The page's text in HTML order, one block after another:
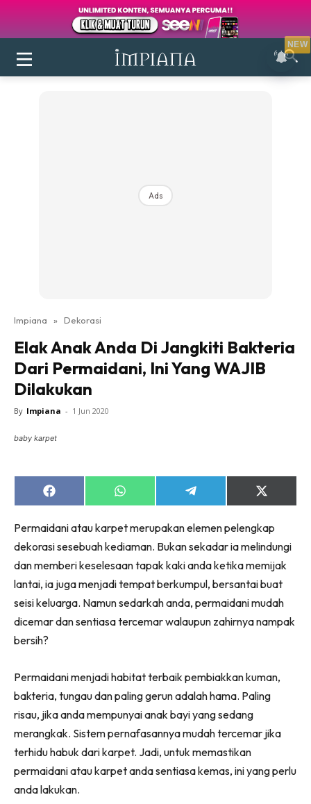
Login|Register
Ruang Makan
Ruang Tamu
Direktori
Interior Design
Dapur
Ruang Makan
Make Over
Bilik Air
Bilik Tidur
Dapur
Ruang Makan
Casa Impiana
Impiana Makeover
Ads
Impiana » Dekorasi
Elak Anak Anda Di Jangkiti Bakteria
Dari Permaidani, Ini Yang WAJIB
Dilakukan
By Impiana - 1 Jun 2020
baby karpet
Share
on
Share
on
Share
on
Share
on
(Twitter)
Permaidani atau karpet merupakan elemen pelengkap
dekorasi sesebuah kediaman. Bukan sekadar ia melindungi
dan memberi keselesaan tapak kaki anda ketika memijak
lantai, ia juga menjadi tempat berkumpul, bersantai buat
seisi keluarga. Namun sedarkah anda, permaidani mudah
dicemar dan sentiasa tercemar walaupun zahirnya nampak
bersih?
Permaidani menjadi habitat terbaik pembiakkan kuman,
bakteria, tungau dan paling gerun adalah hama. Paling
risau, jika anda mempunyai anak bayi yang sedang
merangkak. Sistem pernafasannya mudah tercemar jika
terhidu habuk dari karpet. Jadi, untuk memastikan
permaidani atau karpet anda sentiasa kemas, ini yang perlu
anda lakukan.
NEW